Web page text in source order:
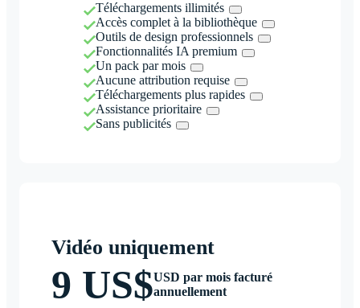
Téléchargements illimités
Accès complet à la bibliothèque
Outils de design professionnels
Fonctionnalités IA premium
Un pack par mois
Aucune attribution requise
Téléchargements plus rapides
Assistance prioritaire
Sans publicités
Vidéo uniquement
9 US$USD par mois facturé
annuellement